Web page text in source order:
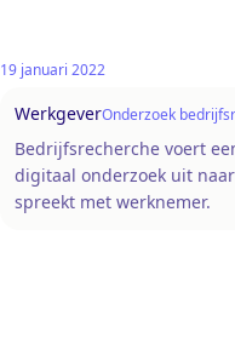
19 januari 2022
WerkgeverOnderzoek
Bedrijfsrecherche voert
digitaal onderzoek uit
spreekt met werknemer.